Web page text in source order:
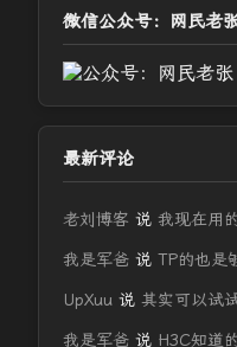
微信公众号：网民老
最新评论
老刘博客 说 我现在用
我是军爸 说 TP的也是
UpXuu 说 其实可以试
我是军爸 说 H3C知道